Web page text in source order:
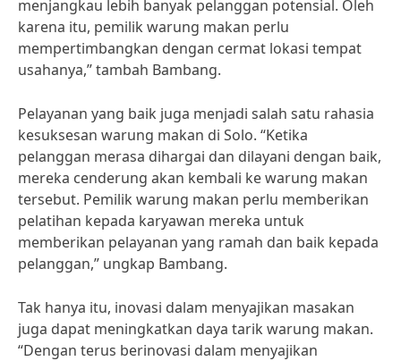
menjangkau lebih banyak pelanggan potensial. Oleh
karena itu, pemilik warung makan perlu
mempertimbangkan dengan cermat lokasi tempat
usahanya,” tambah Bambang.
Pelayanan yang baik juga menjadi salah satu rahasia
kesuksesan warung makan di Solo. “Ketika
pelanggan merasa dihargai dan dilayani dengan baik,
mereka cenderung akan kembali ke warung makan
tersebut. Pemilik warung makan perlu memberikan
pelatihan kepada karyawan mereka untuk
memberikan pelayanan yang ramah dan baik kepada
pelanggan,” ungkap Bambang.
Tak hanya itu, inovasi dalam menyajikan masakan
juga dapat meningkatkan daya tarik warung makan.
“Dengan terus berinovasi dalam menyajikan